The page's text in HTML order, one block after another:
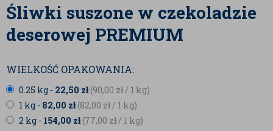
Śliwki suszone w czekoladzie
deserowej PREMIUM
WIELKOŚĆ OPAKOWANIA:
0.25 kg - 22,50 zł(90,00 zł / 1 kg)
1 kg - 82,00 zł(82,00 zł / 1 kg)
2 kg - 154,00 zł(77,00 zł / 1 kg)